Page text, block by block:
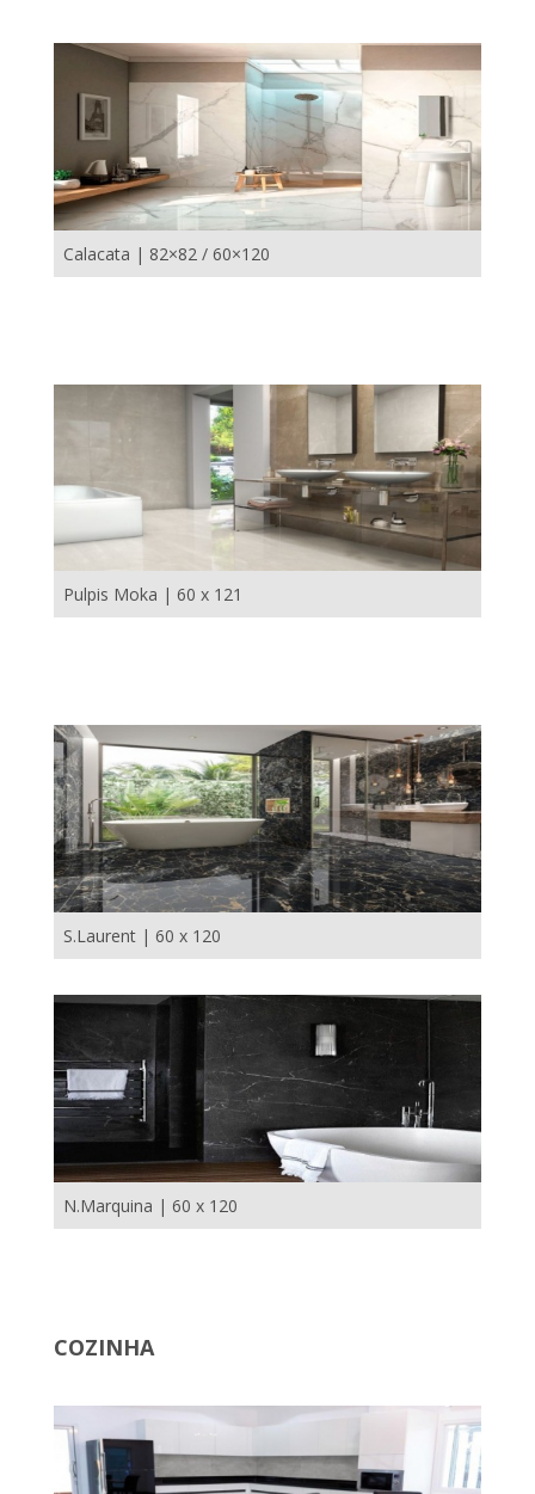
Calacata | 82×82 / 60×120
Pulpis Moka | 60 x 121
S.Laurent | 60 x 120
N.Marquina | 60 x 120
COZINHA